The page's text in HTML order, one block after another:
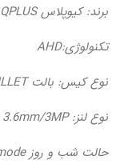
برند: کیوپلاس QPLUS
تکنولوژی:AHD
نوع کیس: بالت BULLET
نوع لنز: fixed 3.6mm/3MP
حالت شب و روز D/N mode: دید در شب سیاه و سفید- مادون قرمز